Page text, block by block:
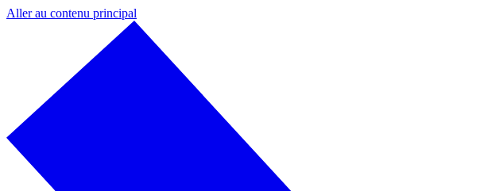
Aller au contenu principal